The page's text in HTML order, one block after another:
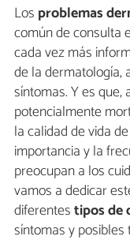
Los problemas
común de consulta
cada vez más
de la dermatología,
síntomas. Y es
potencialmente
la calidad de vida
importancia y la
preocupan a los
vamos a dedicar
diferentestipos de
síntomas y